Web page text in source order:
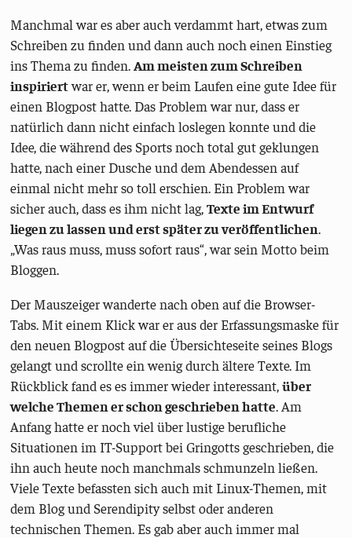
Manchmal war es aber auch verdammt hart, etwas zum
Schreiben zu finden und dann auch noch einen Einstieg
ins Thema zu finden.Am meisten zum Schreiben
inspiriertwar er, wenn er beim Laufen eine gute Idee für
einen Blogpost hatte. Das Problem war nur, dass er
natürlich dann nicht einfach loslegen konnte und die
Idee, die während des Sports noch total gut geklungen
hatte, nach einer Dusche und dem Abendessen auf
einmal nicht mehr so toll erschien. Ein Problem war
sicher auch, dass es ihm nicht lag,Texte im Entwurf
liegen zu lassen und erst später zu veröffentlichen.
„Was raus muss, muss sofort raus“, war sein Motto beim
Bloggen.
Der Mauszeiger wanderte nach oben auf die Browser-
Tabs. Mit einem Klick war er aus der Erfassungsmaske für
den neuen Blogpost auf die Übersichteseite seines Blogs
gelangt und scrollte ein wenig durch ältere Texte. Im
Rückblick fand es es immer wieder interessant,über
welche Themen er schon geschrieben hatte. Am
Anfang hatte er noch viel über lustige berufliche
Situationen im IT-Support bei Gringotts geschrieben, die
ihn auch heute noch manchmals schmunzeln ließen.
Viele Texte befassten sich auch mit Linux-Themen, mit
dem Blog und Serendipity selbst oder anderen
technischen Themen. Es gab aber auch immer mal